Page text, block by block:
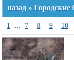
назад » Городские
1 ... 7 8 9 10